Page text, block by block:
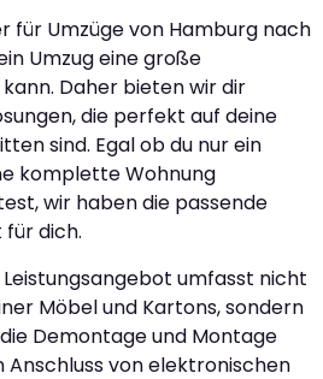
für Umzüge von Hamburg nach
Umzug eine große
Daher bieten wir dir
die perfekt auf deine
sind. Egal ob du nur ein
komplette Wohnung
wir haben die passende
dich.
umfasst nicht
Möbel und Kartons, sondern
Demontage und Montage
Anschluss von elektronischen